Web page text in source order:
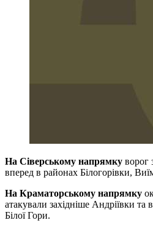
На Сіверському напрямку ворог
вперед в районах Білогорівки,
На Краматорському напрямку
атакували західніше Андріївки
Білої Гори.